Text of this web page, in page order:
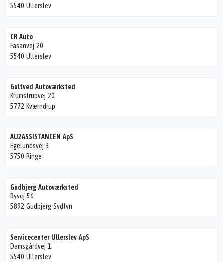
5540 Ullerslev
CR Auto
Fasanvej 20
5540 Ullerslev
Gultved Autoværksted
Krumstrupvej 20
5772 Kværndrup
AU2ASSISTANCEN ApS
Egelundsvej 3
5750 Ringe
Gudbjerg Autoværksted
Byvej 56
5892 Gudbjerg Sydfyn
Servicecenter Ullerslev ApS
Damsgårdvej 1
5540 Ullerslev